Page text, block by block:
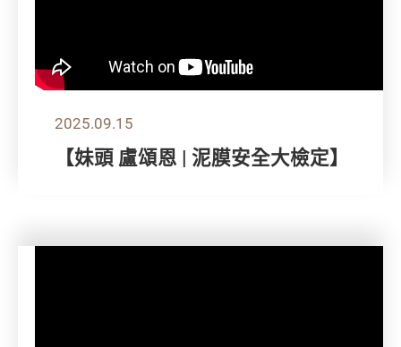
2025.09.15
【妹頭 盧頌恩 | 泥膜安全大檢定】